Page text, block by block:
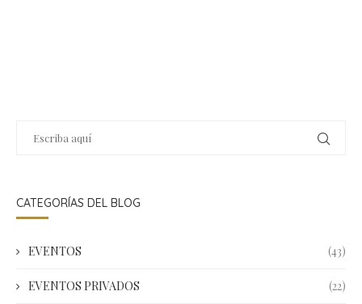
CATEGORÍAS DEL BLOG
EVENTOS (43)
EVENTOS PRIVADOS (22)